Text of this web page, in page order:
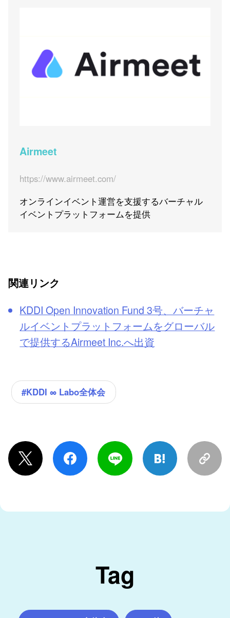
Airmeet
https://www.airmeet.com/
オンラインイベント運営を支援するバーチャル
イベントプラットフォームを提供
関連リンク
KDDI Open Innovation Fund 3号、バーチャ
ルイベントプラットフォームをグローバル
で提供するAirmeet Inc.へ出資
#KDDI ∞ Labo全体会
Tag